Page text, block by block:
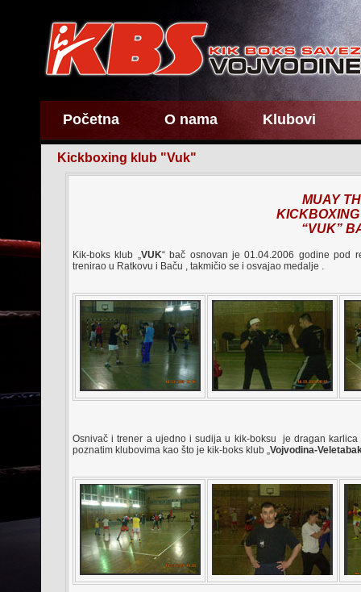
Početna O nama Klubovi
Kickboxing klub "Vuk"
MUAY
“VUK”
Kik-boks klub „VUK“ bač osnovan je 01.04.2006 godine pod
trenirao u Ratkovu i Baču , takmičio se i osvajao medalje .
Osnivač i trener a ujedno i sudija u kik-boksu je dragan
poznatim klubovima kao što je kik-boks klub „Vojvodina-